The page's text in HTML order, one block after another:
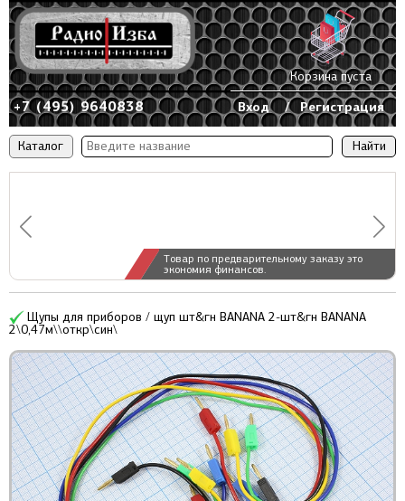
Каталог
Товар по предварительному заказу это
экономия финансов.
+7 (495) 9640838 Вход / Регистрация
Корзина пуста
Щупы для приборов / щуп шт&гн BANANA 2-шт&гн BANANA
2\0,47м\\откр\син\